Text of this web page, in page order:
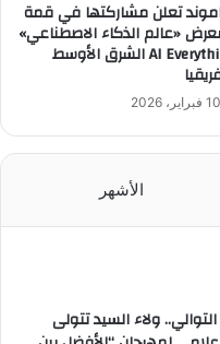
تعلن مشاركتها في قمة
«عالم الذكاء الاصطناعي»
AI Everything الشرق الأوسط
10 فبراير، 2026
الأشهر
ولاء السيد تتولى